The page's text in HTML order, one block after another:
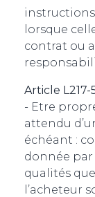
lorsque
contrat ou
Article
- Etre
attendu
échéant :
donnée par
qualités
l’acheteur